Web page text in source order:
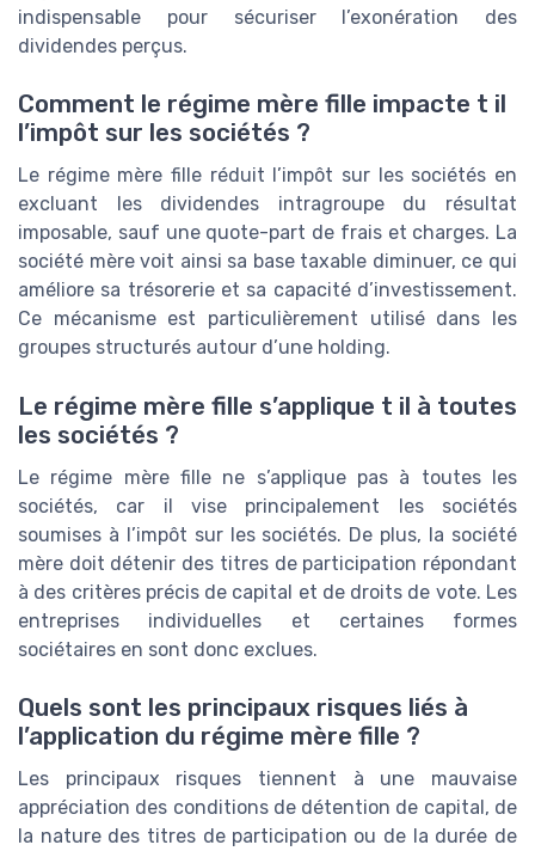
indispensable pour sécuriser l’exonération des
dividendes perçus.
Comment le régime mère fille impacte t il
l’impôt sur les sociétés ?
Le régime mère fille réduit l’impôt sur les sociétés en
excluant les dividendes intragroupe du résultat
imposable, sauf une quote-part de frais et charges. La
société mère voit ainsi sa base taxable diminuer, ce qui
améliore sa trésorerie et sa capacité d’investissement.
Ce mécanisme est particulièrement utilisé dans les
groupes structurés autour d’une holding.
Le régime mère fille s’applique t il à toutes
les sociétés ?
Le régime mère fille ne s’applique pas à toutes les
sociétés, car il vise principalement les sociétés
soumises à l’impôt sur les sociétés. De plus, la société
mère doit détenir des titres de participation répondant
à des critères précis de capital et de droits de vote. Les
entreprises individuelles et certaines formes
sociétaires en sont donc exclues.
Quels sont les principaux risques liés à
l’application du régime mère fille ?
Les principaux risques tiennent à une mauvaise
appréciation des conditions de détention de capital, de
la nature des titres de participation ou de la durée de